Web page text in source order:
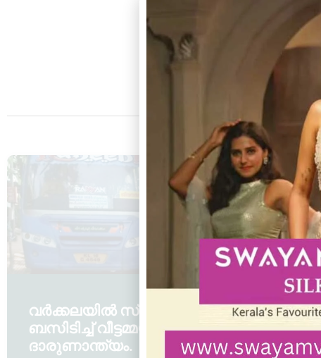
അഞ്ചുതെങ്ങ്
വർക്കലയിൽ സ്വകാര്യ
ബസിടിച്ച് വീട്ടമ്മയ്ക്ക്
ദാരുണാന്ത്യം.